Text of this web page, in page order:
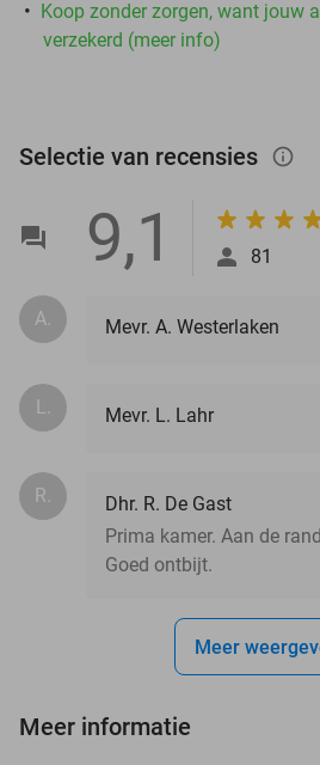
Koop zonder zorgen, want jouw
verzekerd (meer info)
Selectie van recensies info_outlined
9,1 81
A. Mevr. A. Westerlaken
L. Mevr. L. Lahr
R.
Dhr. R. De Gast
Prima kamer. Aan de
Goed ontbijt.
Meer
Meer informatie